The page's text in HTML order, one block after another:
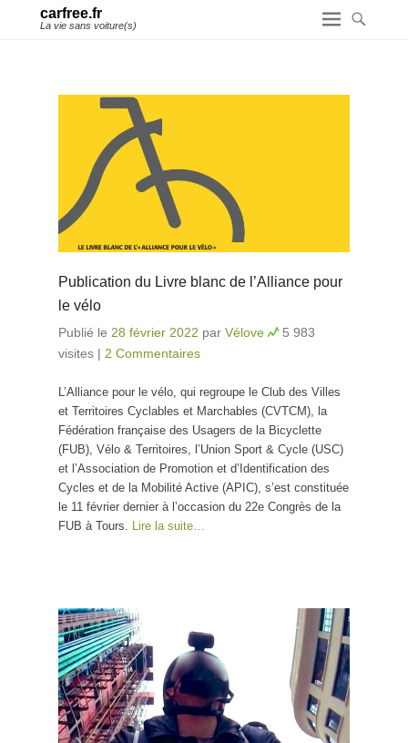
carfree.fr
La vie sans voiture(s)
Publication du Livre blanc de l’Alliance pour
le vélo
Publié le 28 février 2022 par Vélove
5 983
visites | 2 Commentaires
L’Alliance pour le vélo, qui regroupe le Club des Villes
et Territoires Cyclables et Marchables (CVTCM), la
Fédération française des Usagers de la Bicyclette
(FUB), Vélo & Territoires, l’Union Sport & Cycle (USC)
et l’Association de Promotion et d’Identification des
Cycles et de la Mobilité Active (APIC), s’est constituée
le 11 février dernier à l’occasion du 22e Congrès de la
FUB à Tours.
Lire la suite…